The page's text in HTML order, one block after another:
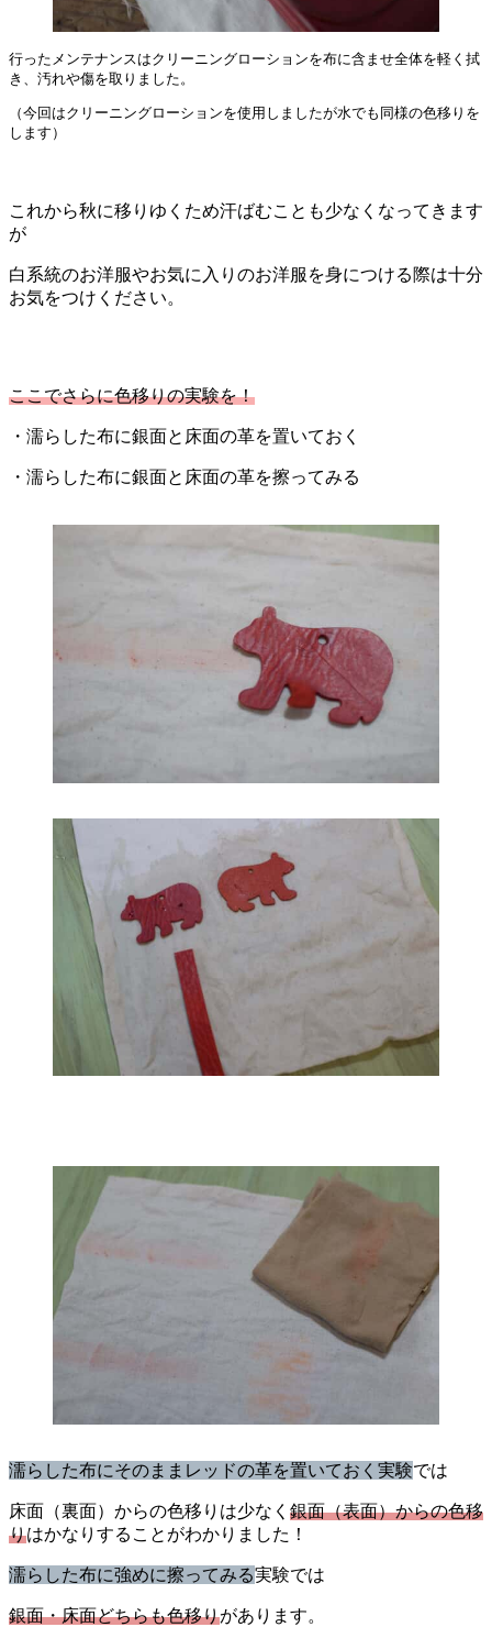
行ったメンテナンスはクリーニングローションを布に含ませ全体を軽く拭
き、汚れや傷を取りました。
（今回はクリーニングローションを使用しましたが水でも同様の色移りを
します）
これから秋に移りゆくため汗ばむことも少なくなってきます
が
白系統のお洋服やお気に入りのお洋服を身につける際は十分
お気をつけください。
ここでさらに色移りの実験を！
・濡らした布に銀面と床面の革を置いておく
・濡らした布に銀面と床面の革を擦ってみる
濡らした布にそのままレッドの革を置いておく実験では
床面（裏面）からの色移りは少なく 銀面（表面）からの色移
りはかなりすることがわかりました！
濡らした布に強めに擦ってみる実験では
銀面・床面どちらも色移りがあります。